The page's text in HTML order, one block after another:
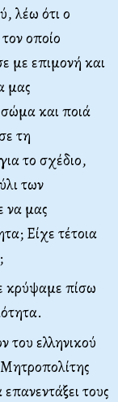
λέω ότι ο
οποίο
με επιμονή και
μας
και ποιά
τη
το σχέδιο,
των
να μας
Είχε τέτοια
κρύψαμε πίσω
του ελληνικού
τους